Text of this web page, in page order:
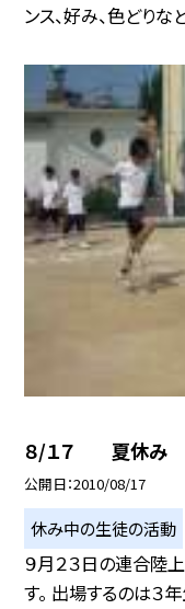
ンス、好み、色どりな
８/１７ 夏休み
公開日 2010/08/17
休み中の生徒の活動
９月２３日の連合陸
す。 出場するのは３年